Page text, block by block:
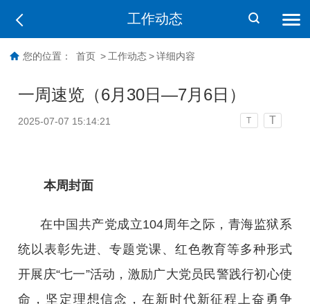
工作动态
您的位置： 首页 > 工作动态 > 详细内容
一周速览（6月30日—7月6日）
2025-07-07 15:14:21 T T
本周封面
在中国共产党成立104周年之际，青海监狱系
统以表彰先进、专题党课、红色教育等多种形式
开展庆“七一”活动，激励广大党员民警践行初心使
命，坚定理想信念，在新时代新征程上奋勇争